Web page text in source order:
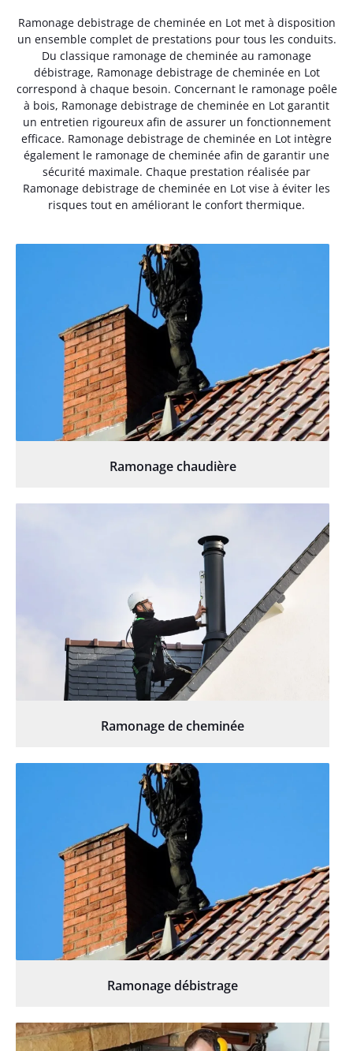
Ramonage debistrage de cheminée en Lot met à disposition
un ensemble complet de prestations pour tous les conduits.
Du classique ramonage de cheminée au ramonage
débistrage, Ramonage debistrage de cheminée en Lot
correspond à chaque besoin. Concernant le ramonage poêle
à bois, Ramonage debistrage de cheminée en Lot garantit
un entretien rigoureux afin de assurer un fonctionnement
efficace. Ramonage debistrage de cheminée en Lot intègre
également le ramonage de cheminée afin de garantir une
sécurité maximale. Chaque prestation réalisée par
Ramonage debistrage de cheminée en Lot vise à éviter les
risques tout en améliorant le confort thermique.
Ramonage chaudière
Ramonage de cheminée
Ramonage débistrage